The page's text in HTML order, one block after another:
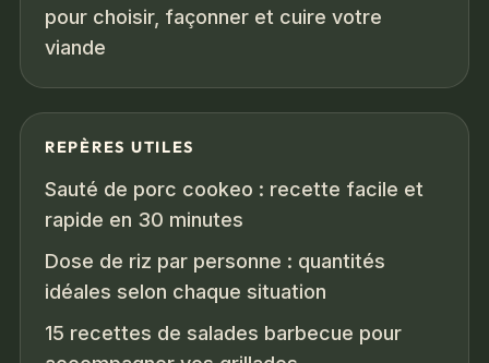
pour choisir, façonner et cuire votre
viande
REPÈRES UTILES
Sauté de porc cookeo : recette facile et
rapide en 30 minutes
Dose de riz par personne : quantités
idéales selon chaque situation
15 recettes de salades barbecue pour